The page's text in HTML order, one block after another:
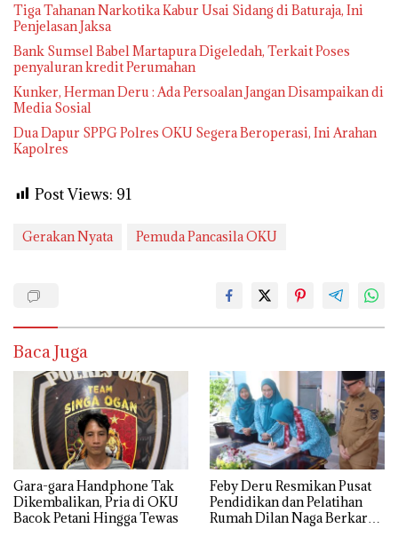
Tiga Tahanan Narkotika Kabur Usai Sidang di Baturaja, Ini
Penjelasan Jaksa
Bank Sumsel Babel Martapura Digeledah, Terkait Poses
penyaluran kredit Perumahan
Kunker, Herman Deru : Ada Persoalan Jangan Disampaikan di
Media Sosial
Dua Dapur SPPG Polres OKU Segera Beroperasi, Ini Arahan
Kapolres
Post Views: 91
Gerakan Nyata Pemuda Pancasila OKU
Baca Juga
Gara-gara Handphone Tak
Dikembalikan, Pria di OKU
Bacok Petani Hingga Tewas
Feby Deru Resmikan Pusat
Pendidikan dan Pelatihan
Rumah Dilan Naga Berkarya